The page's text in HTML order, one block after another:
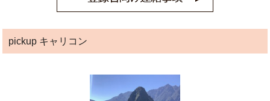
pickup キャリコン